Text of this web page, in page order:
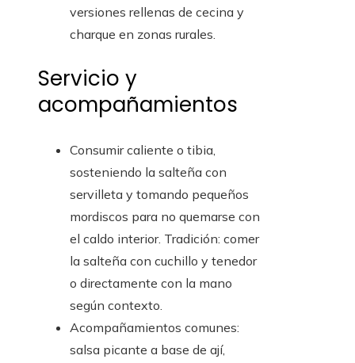
versiones rellenas de cecina y
charque en zonas rurales.
Servicio y
acompañamientos
Consumir caliente o tibia,
sosteniendo la salteña con
servilleta y tomando pequeños
mordiscos para no quemarse con
el caldo interior. Tradición: comer
la salteña con cuchillo y tenedor
o directamente con la mano
según contexto.
Acompañamientos comunes:
salsa picante a base de ají,